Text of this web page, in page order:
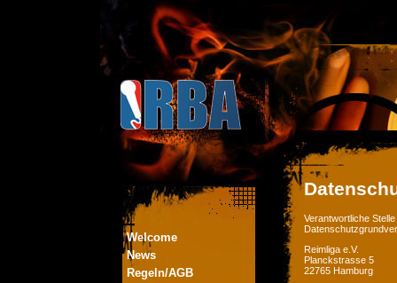
Welcome
News
Regeln/AGB
Verantwortliche
Reimliga e.V.
Planckstrasse 5
22765 Hamburg